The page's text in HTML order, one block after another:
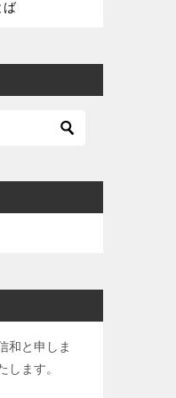
ば
和と申しま
します。